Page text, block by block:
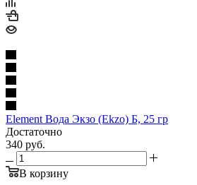
Element Вода Экзо (Ekzo) Б, 25 гр
Достаточно
340 руб.
В корзину